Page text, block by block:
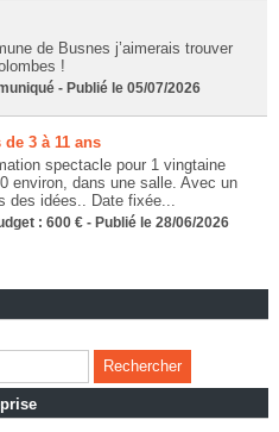
de Busnes j’aimerais trouver
!
- Publié le 05/07/2026
3 à 11 ans
spectacle pour 1 vingtaine
environ, dans une salle. Avec un
des idées.. Date fixée...
: 600 € - Publié le 28/06/2026